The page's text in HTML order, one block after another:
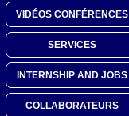
VIDÉOS CONFÉRENCES
SERVICES
INTERNSHIP AND JOBS
COLLABORATEURS